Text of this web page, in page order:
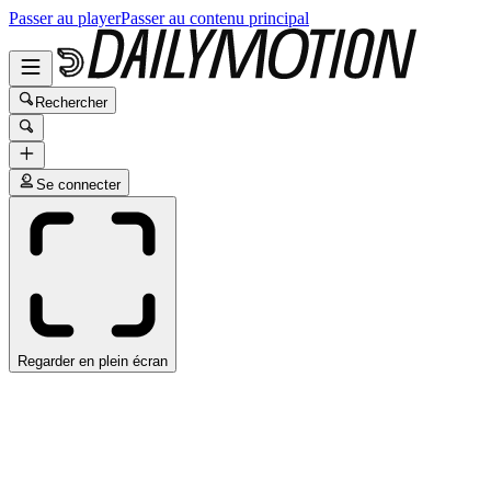
Passer au playerPasser au contenu principal
Rechercher
Se connecter
Regarder en plein écran